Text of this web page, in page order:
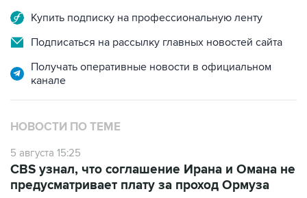
Подписаться на рассылку главных новостей сайта
Получать оперативные новости в официальном
НОВОСТИ ПО ТЕМЕ
5 августа 15:25
предусматривает плату за проход Ормуза